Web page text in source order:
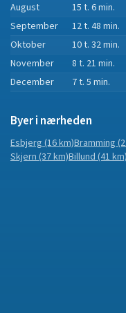
August
15 t. 6 min.
September
12 t. 48 min.
Oktober
10 t. 32 min.
November
8 t. 21 min.
December
7 t. 5 min.
Byer i nærheden
Esbjerg(16 km)Bramming
Skjern(37 km)Billund(41 km)